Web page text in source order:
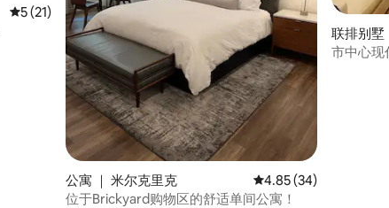
平均评分 5 分（满分 5 分），共 21 条评价
5 (21)
公寓 ｜ 米尔克里克 平均评分 4.85 分（满
4.85 (34)
位于Brickyard购物区的舒适单间公寓！
联排别墅
市中心现